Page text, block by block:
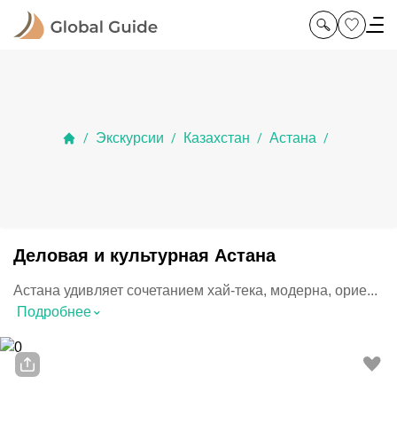
/ Экскурсии / Казахстан / Астана /
Деловая и культурная Астана
Астана удивляет сочетанием хай-тека, модерна, орие...
Подробнее⌃